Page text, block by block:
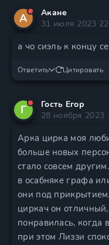
А
Акане
31 июля 2023
а чо сиэль к концу
Ответить Цитировать
Г
Гость Егор
28 ноября 2023
Арка цирка моя
больше новых
стало совсем
в осабняке графа
они под
циркач он
понравилась, когда
при этом Лиззи